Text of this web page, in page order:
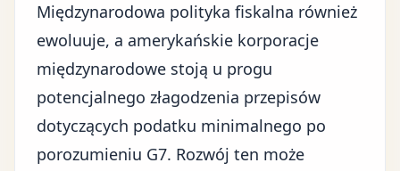
Międzynarodowa polityka fiskalna również
ewoluuje, a amerykańskie korporacje
międzynarodowe stoją u progu
potencjalnego złagodzenia przepisów
dotyczących podatku minimalnego po
porozumieniu G7. Rozwój ten może